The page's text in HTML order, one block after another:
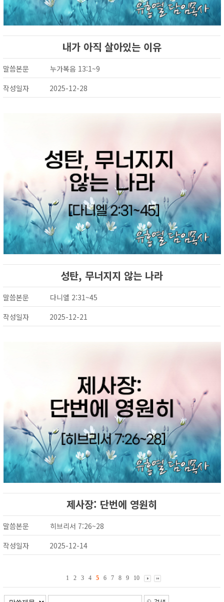
내가 아직 살아있는 이유
말씀본문
누가복음 13:1~9
작성일자
2025-12-28
성탄, 무너지지 않는 나라
말씀본문
다니엘 2:31~45
작성일자
2025-12-21
제사장: 단번에 영원히
말씀본문
히브리서 7:26~28
작성일자
2025-12-14
1 2 3 4 5 6 7 8 9 10